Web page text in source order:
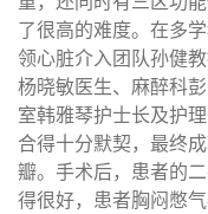
了很高的难度。在多
领心脏介入团队孙健
杨晓敏医生、麻醉科
室韩雅琴护士长及护
合得十分默契，最终
瓣。手术后，患者的
得很好，患者胸闷憋气